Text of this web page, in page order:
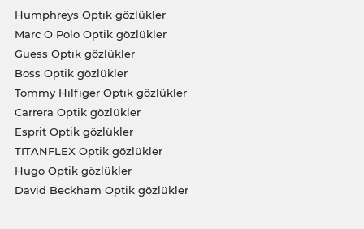
Humphreys Optik gözlükler
Marc O Polo Optik gözlükler
Guess Optik gözlükler
Boss Optik gözlükler
Tommy Hilfiger Optik gözlükler
Carrera Optik gözlükler
Esprit Optik gözlükler
TITANFLEX Optik gözlükler
Hugo Optik gözlükler
David Beckham Optik gözlükler